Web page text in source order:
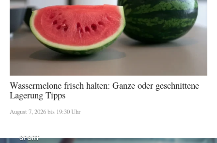
Wassermelone frisch halten: Ganze oder geschnittene
Lagerung Tipps
August 7, 2026 bis 19:30 Uhr
SPORT